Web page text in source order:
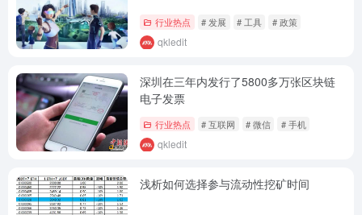
行业热点 # 发展 # 工具 # 政策
qkledit
深圳在三年内发行了5800多万张区块链
电子发票
行业热点 # 互联网 # 微信 # 手机
qkledit
浅析如何选择参与流动性挖矿时间